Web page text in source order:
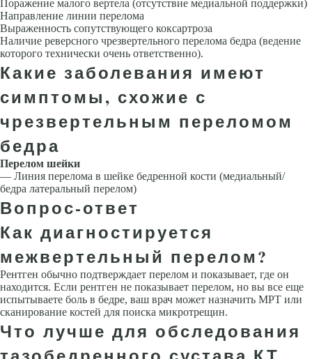
Поражение малого вертела (отсутствие медиальной поддержки)
Направление линии перелома
Выраженность сопутствующего коксартроза
Наличие реверсного чрезвертельного перелома бедра (ведение
которого технически очень ответственно).
Какие заболевания имеют
симптомы, схожие с
чрезвертельным переломом
бедра
Перелом шейки
— Линия перелома в шейке бедренной кости (медиальный/
бедра латеральный перелом)
Вопрос-ответ
Как диагностируется
межвертельный перелом?
Рентген обычно подтверждает перелом и показывает, где он
находится. Если рентген не показывает перелом, но вы все еще
испытываете боль в бедре, ваш врач может назначить МРТ или
сканирование костей для поиска микротрещин.
Что лучше для обследования